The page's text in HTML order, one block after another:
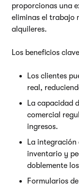
proporcionas una
eliminas el trabajo
alquileres.
Los beneficios
Los clientes
real,
La capacidad
comercial
ingresos.
La integración
inventario y
doblemente
Formularios